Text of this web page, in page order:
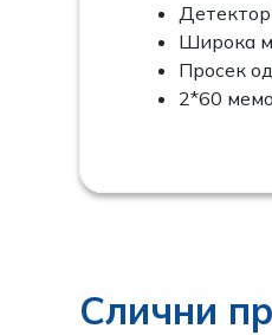
Широка
Просек
2*60
Слични